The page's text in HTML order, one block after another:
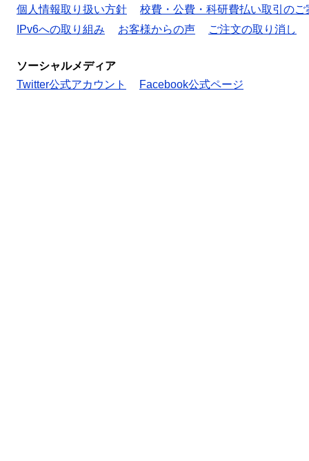
個人情報取り扱い方針
校費・公費・科研費払い取引のご
IPv6への取り組み
お客様からの声 ご注文の取り消し
ソーシャルメディア
Twitter公式アカウント
Facebook公式ページ